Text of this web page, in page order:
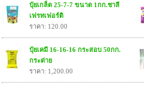
ปุ๋ยเกล็ด 25-7-7 ขนาด 1กก.ชาลี
เฟรทเฟอร์ติ
ราคา: 120.00
ปุ๋ยเคมี 16-16-16 กระสอบ 50กก.
กระต่าย
ราคา: 1,200.00